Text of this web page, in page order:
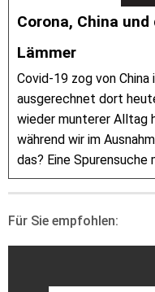
Corona, China
Lämmer
Covid-19 zog von
ausgerechnet dort
wieder munterer Alltag
während wir im
das? Eine Spurensuche
Für Sie empfohlen: